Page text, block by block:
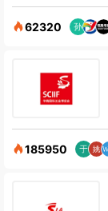
62320
185950